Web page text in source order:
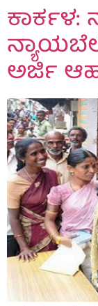
ಕಾರ್ಕಳ:
ಅರ್ಜಿ